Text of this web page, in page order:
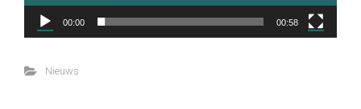
00:00 00:58
Nieuws